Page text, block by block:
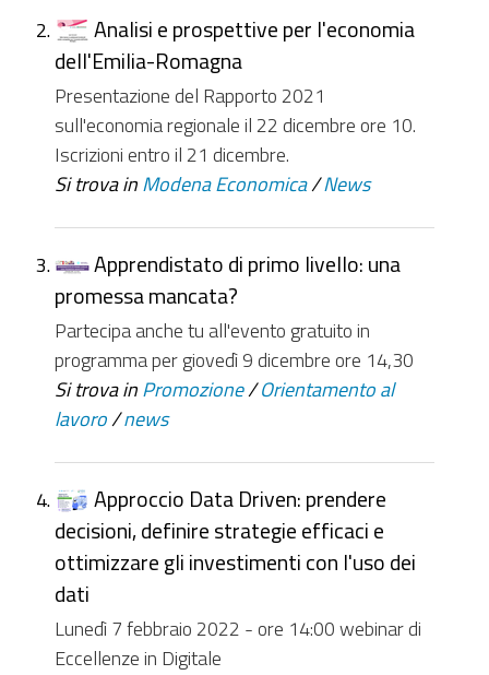
Analisi e prospettive per l'economia
dell'Emilia-Romagna
Presentazione del Rapporto 2021
sull'economia regionale il 22 dicembre ore 10.
Iscrizioni entro il 21 dicembre.
Si trova in Modena Economica /News
Apprendistato di primo livello: una
promessa mancata?
Partecipa anche tu all'evento gratuito in
programma per giovedì 9 dicembre ore 14,30
Si trova in Promozione /Orientamento al
lavoro /news
Approccio Data Driven: prendere
decisioni, definire strategie efficaci e
ottimizzare gli investimenti con l'uso dei
dati
Lunedì 7 febbraio 2022 - ore 14:00 webinar di
Eccellenze in Digitale